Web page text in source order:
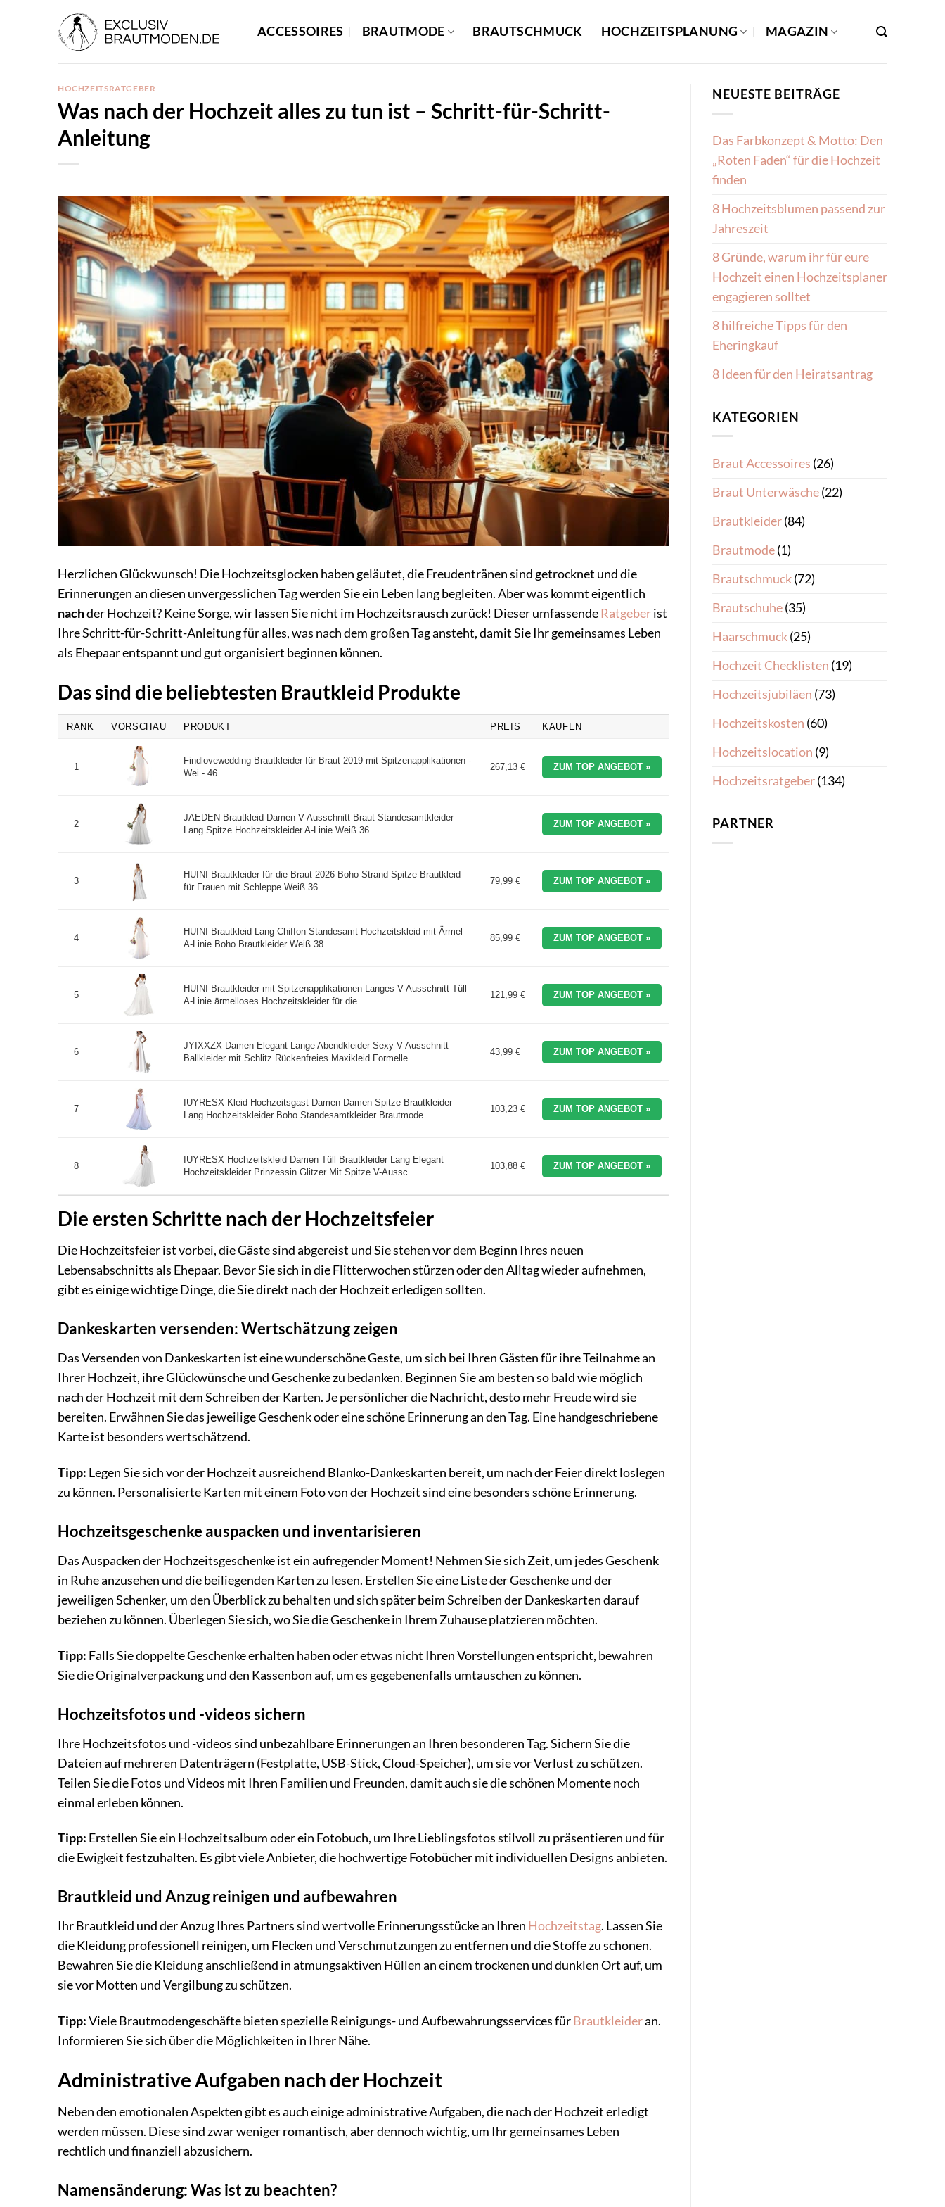
ACCESSOIRES BRAUTMODE BRAUTSCHMUCK HOCHZEITSPLANUNG MAGAZIN
HOCHZEITSRATGEBER
Was nach der Hochzeit alles zu tun ist – Schritt-für-Schritt-
Anleitung
Herzlichen Glückwunsch! Die Hochzeitsglocken haben geläutet, die Freudentränen sind getrocknet und die
Erinnerungen an diesen unvergesslichen Tag werden Sie ein Leben lang begleiten. Aber was kommt eigentlich
nachder Hochzeit? Keine Sorge, wir lassen Sie nicht im Hochzeitsrausch zurück! Dieser umfassendeRatgeberist
Ihre Schritt-für-Schritt-Anleitung für alles, was nach dem großen Tag ansteht, damit Sie Ihr gemeinsames Leben
als Ehepaar entspannt und gut organisiert beginnen können.
Das sind die beliebtesten Brautkleid Produkte
RANK VORSCHAU PRODUKT PREIS KAUFEN
1
Findlovewedding Brautkleider für Braut 2019 mit Spitzenapplikationen -
Wei - 46 ...
267,13 € ZUM TOP ANGEBOT »
2
JAEDEN Brautkleid Damen V-Ausschnitt Braut Standesamtkleider
Lang Spitze Hochzeitskleider A-Linie Weiß 36 ...
ZUM TOP ANGEBOT »
3
HUINI Brautkleider für die Braut 2026 Boho Strand Spitze Brautkleid
für Frauen mit Schleppe Weiß 36 ...
79,99 € ZUM TOP ANGEBOT »
4
HUINI Brautkleid Lang Chiffon Standesamt Hochzeitskleid mit Ärmel
A-Linie Boho Brautkleider Weiß 38 ...
85,99 € ZUM TOP ANGEBOT »
5
HUINI Brautkleider mit Spitzenapplikationen Langes V-Ausschnitt Tüll
A-Linie ärmelloses Hochzeitskleider für die ...
121,99 € ZUM TOP ANGEBOT »
6
JYIXXZX Damen Elegant Lange Abendkleider Sexy V-Ausschnitt
Ballkleider mit Schlitz Rückenfreies Maxikleid Formelle ...
43,99 € ZUM TOP ANGEBOT »
7
IUYRESX Kleid Hochzeitsgast Damen Damen Spitze Brautkleider
Lang Hochzeitskleider Boho Standesamtkleider Brautmode ...
103,23 € ZUM TOP ANGEBOT »
8
IUYRESX Hochzeitskleid Damen Tüll Brautkleider Lang Elegant
Hochzeitskleider Prinzessin Glitzer Mit Spitze V-Aussc ...
103,88 € ZUM TOP ANGEBOT »
Die ersten Schritte nach der Hochzeitsfeier
Die Hochzeitsfeier ist vorbei, die Gäste sind abgereist und Sie stehen vor dem Beginn Ihres neuen
Lebensabschnitts als Ehepaar. Bevor Sie sich in die Flitterwochen stürzen oder den Alltag wieder aufnehmen,
gibt es einige wichtige Dinge, die Sie direkt nach der Hochzeit erledigen sollten.
Dankeskarten versenden: Wertschätzung zeigen
Das Versenden von Dankeskarten ist eine wunderschöne Geste, um sich bei Ihren Gästen für ihre Teilnahme an
Ihrer Hochzeit, ihre Glückwünsche und Geschenke zu bedanken. Beginnen Sie am besten so bald wie möglich
nach der Hochzeit mit dem Schreiben der Karten. Je persönlicher die Nachricht, desto mehr Freude wird sie
bereiten. Erwähnen Sie das jeweilige Geschenk oder eine schöne Erinnerung an den Tag. Eine handgeschriebene
Karte ist besonders wertschätzend.
Tipp: Legen Sie sich vor der Hochzeit ausreichend Blanko-Dankeskarten bereit, um nach der Feier direkt loslegen
zu können. Personalisierte Karten mit einem Foto von der Hochzeit sind eine besonders schöne Erinnerung.
Hochzeitsgeschenke auspacken und inventarisieren
Das Auspacken der Hochzeitsgeschenke ist ein aufregender Moment! Nehmen Sie sich Zeit, um jedes Geschenk
in Ruhe anzusehen und die beiliegenden Karten zu lesen. Erstellen Sie eine Liste der Geschenke und der
jeweiligen Schenker, um den Überblick zu behalten und sich später beim Schreiben der Dankeskarten darauf
beziehen zu können. Überlegen Sie sich, wo Sie die Geschenke in Ihrem Zuhause platzieren möchten.
Tipp: Falls Sie doppelte Geschenke erhalten haben oder etwas nicht Ihren Vorstellungen entspricht, bewahren
Sie die Originalverpackung und den Kassenbon auf, um es gegebenenfalls umtauschen zu können.
Hochzeitsfotos und -videos sichern
Ihre Hochzeitsfotos und -videos sind unbezahlbare Erinnerungen an Ihren besonderen Tag. Sichern Sie die
Dateien auf mehreren Datenträgern (Festplatte, USB-Stick, Cloud-Speicher), um sie vor Verlust zu schützen.
Teilen Sie die Fotos und Videos mit Ihren Familien und Freunden, damit auch sie die schönen Momente noch
einmal erleben können.
Tipp: Erstellen Sie ein Hochzeitsalbum oder ein Fotobuch, um Ihre Lieblingsfotos stilvoll zu präsentieren und für
die Ewigkeit festzuhalten. Es gibt viele Anbieter, die hochwertige Fotobücher mit individuellen Designs anbieten.
Brautkleid und Anzug reinigen und aufbewahren
Ihr Brautkleid und der Anzug Ihres Partners sind wertvolle Erinnerungsstücke an Ihren Hochzeitstag. Lassen Sie
die Kleidung professionell reinigen, um Flecken und Verschmutzungen zu entfernen und die Stoffe zu schonen.
Bewahren Sie die Kleidung anschließend in atmungsaktiven Hüllen an einem trockenen und dunklen Ort auf, um
sie vor Motten und Vergilbung zu schützen.
Tipp:Viele Brautmodengeschäfte bieten spezielle Reinigungs- und Aufbewahrungsservices fürBrautkleideran.
Informieren Sie sich über die Möglichkeiten in Ihrer Nähe.
Administrative Aufgaben nach der Hochzeit
Neben den emotionalen Aspekten gibt es auch einige administrative Aufgaben, die nach der Hochzeit erledigt
werden müssen. Diese sind zwar weniger romantisch, aber dennoch wichtig, um Ihr gemeinsames Leben
rechtlich und finanziell abzusichern.
Namensänderung: Was ist zu beachten?
NEUESTE BEITRÄGE
Das Farbkonzept & Motto: Den
„Roten Faden“ für die Hochzeit
finden
8 Hochzeitsblumen passend zur
Jahreszeit
8 Gründe, warum ihr für eure
Hochzeit einen Hochzeitsplaner
engagieren solltet
8 hilfreiche Tipps für den
Eheringkauf
8 Ideen für den Heiratsantrag
KATEGORIEN
Braut Accessoires (26)
Braut Unterwäsche(22)
Brautkleider(84)
Brautmode(1)
Brautschmuck(72)
Brautschuhe(35)
Haarschmuck(25)
Hochzeit Checklisten (19)
Hochzeitsjubiläen (73)
Hochzeitskosten (60)
Hochzeitslocation (9)
Hochzeitsratgeber(134)
PARTNER